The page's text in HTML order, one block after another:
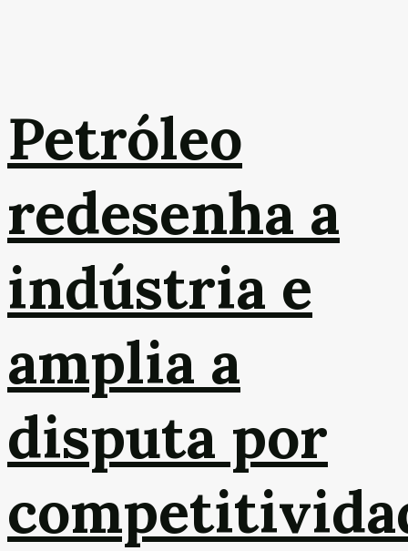
Petróleo
redesenha a
indústria e
amplia a
disputa por